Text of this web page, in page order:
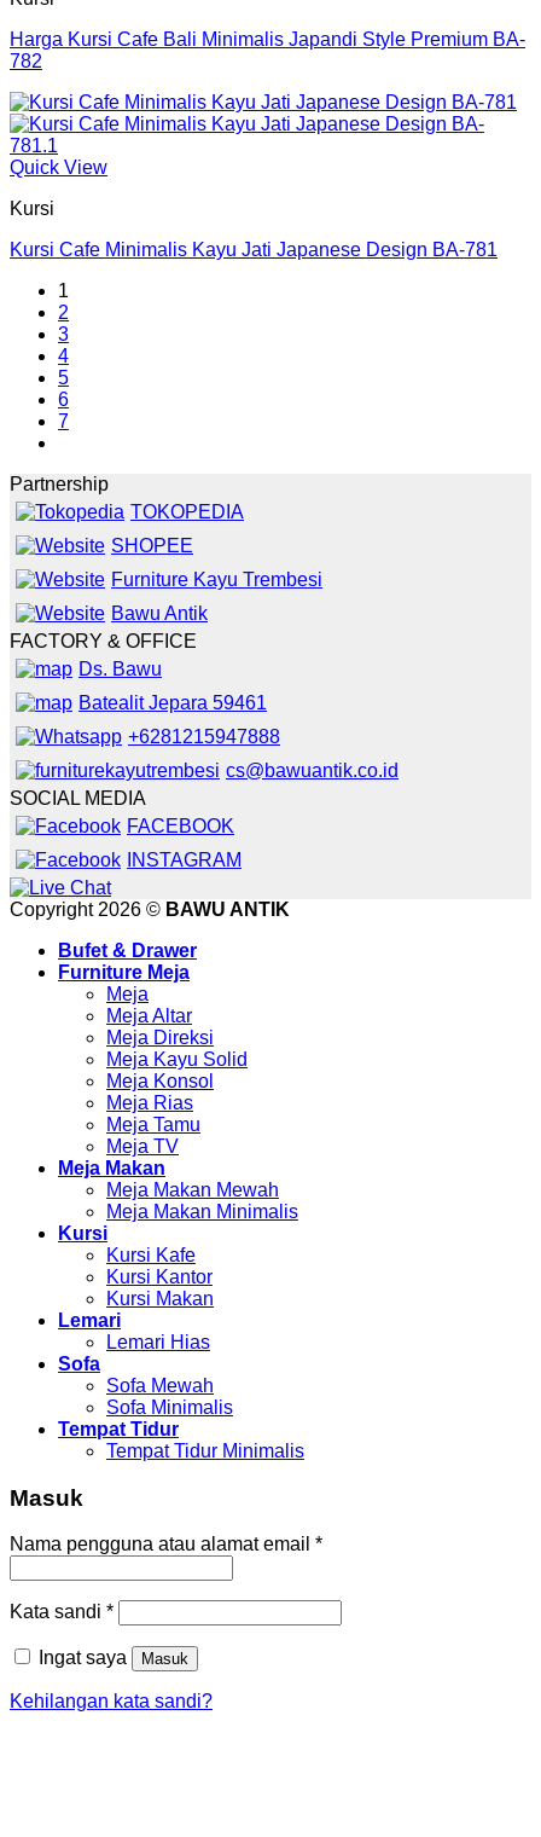
Harga Kursi Cafe Bali Minimalis Japandi Style Premium BA-
782
Quick View
Kursi
Kursi Cafe Minimalis Kayu Jati Japanese Design BA-781
1
2
3
4
5
6
7
Partnership
TOKOPEDIA
SHOPEE
Furniture Kayu Trembesi
Bawu Antik
FACTORY & OFFICE
Ds. Bawu
Batealit Jepara 59461
+6281215947888
cs@bawuantik.co.id
SOCIAL MEDIA
FACEBOOK
INSTAGRAM
Copyright 2026 © BAWU ANTIK
Bufet & Drawer
Furniture Meja
Meja
Meja Altar
Meja Direksi
Meja Kayu Solid
Meja Konsol
Meja Rias
Meja Tamu
Meja TV
Meja Makan
Meja Makan Mewah
Meja Makan Minimalis
Kursi
Kursi Kafe
Kursi Kantor
Kursi Makan
Lemari
Lemari Hias
Sofa
Sofa Mewah
Sofa Minimalis
Tempat Tidur
Tempat Tidur Minimalis
Masuk
Nama pengguna atau alamat email *
Kata sandi *
Ingat saya Masuk
Kehilangan kata sandi?